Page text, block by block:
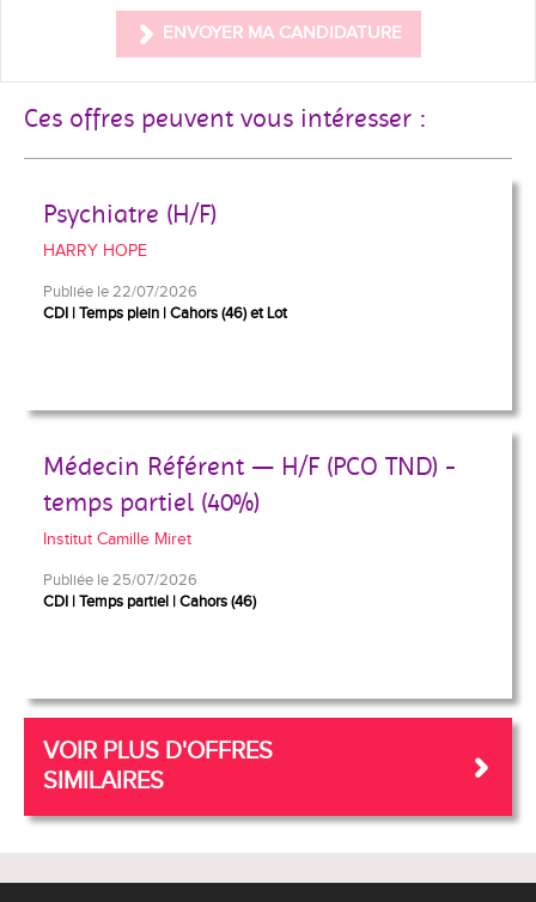
ENVOYER MA CANDIDATURE
Ces offres peuvent vous intéresser :
Psychiatre (H/F)
HARRY HOPE
Publiée le 22/07/2026
CDI Temps plein Cahors (46) et Lot
Médecin Référent — H/F (PCO TND) -
temps partiel (40%)
Institut Camille Miret
Publiée le 25/07/2026
CDI Temps partiel Cahors (46)
VOIR PLUS D'OFFRES
SIMILAIRES